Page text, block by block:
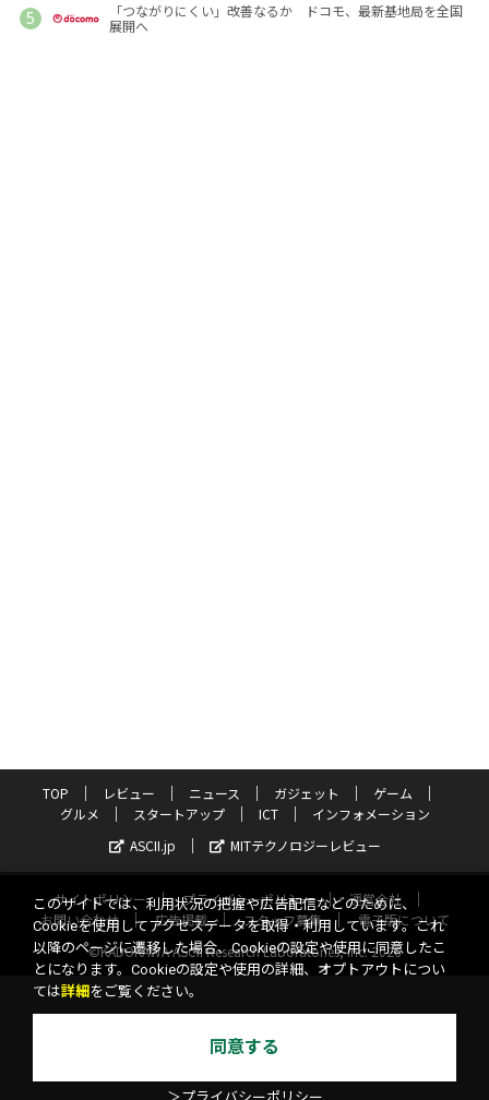
「つながりにくい」改善なるか ドコモ、最新基地局を全国
展開へ
TOP レビュー ニュース ガジェット
ゲーム
グルメ
スタートアップ ICT
インフォメーション
ASCII.jp
MITテクノロジーレビュー
サイトポリシー プライバシーポリシー
運営会社
お問い合わせ
広告掲載 スタッフ募集
電子版について
©KADOKAWA ASCII Research Laboratories, Inc. 2026
このサイトでは、利用状況の把握や広告配信などのために、
Cookieを使用してアクセスデータを取得・利用しています。これ
以降のページに遷移した場合、Cookieの設定や使用に同意したこ
とになります。Cookieの設定や使用の詳細、オプトアウトについ
ては詳細 をご覧ください。
同意する